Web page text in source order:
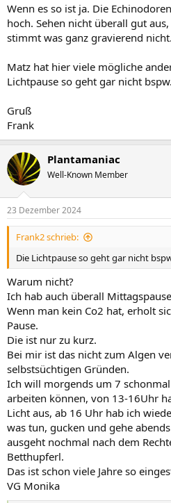
Wenn es so ist ja. Die
hoch. Sehen nicht überall gut
stimmt was ganz gravierend nicht.
Matz hat hier viele mögliche
Lichtpause so geht gar nicht
Gruß
Frank
Plantamaniac
Well-Known Member
23 Dezember 2024
Frank2 schrieb:
Die Lichtpause so geht gar nicht
Warum nicht?
Ich hab auch überall
Wenn man kein Co2 hat, erholt
Pause.
Die ist nur zu kurz.
Bei mir ist das nicht zum Algen
selbstsüchtigen Gründen.
Ich will morgends um 7
arbeiten können, von 13-16Uhr
Licht aus, ab 16 Uhr hab ich
was tun, gucken und gehe
ausgeht nochmal nach dem
Betthupferl.
Das ist schon viele Jahre so
VG Monika